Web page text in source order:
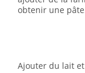
obtenir une
Ajouter du lait